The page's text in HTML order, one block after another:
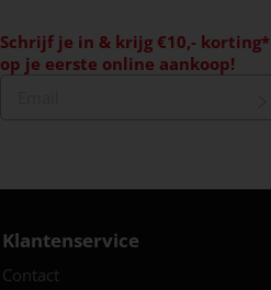
Schrijf je in & krijg €10,- korting*
op je eerste online aankoop!
Klantenservice
Contact